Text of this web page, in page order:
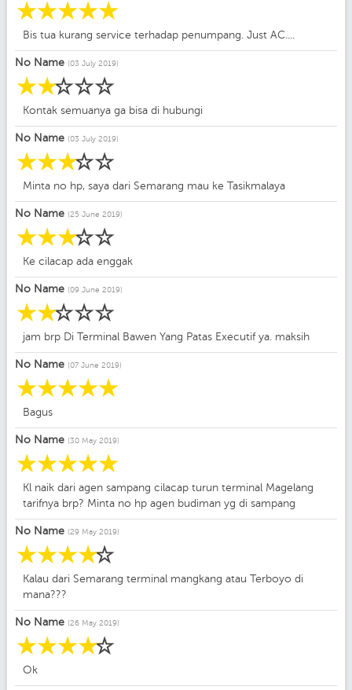
☆
☆
☆
☆
☆
Bis tua kurang service terhadap penumpang. Just AC....
No Name (03 July 2019)
☆
☆
☆
☆
☆
Kontak semuanya ga bisa di hubungi
No Name (03 July 2019)
☆
☆
☆
☆
☆
Minta no hp, saya dari Semarang mau ke Tasikmalaya
No Name (25 June 2019)
☆
☆
☆
☆
☆
Ke cilacap ada enggak
No Name (09 June 2019)
☆
☆
☆
☆
☆
jam brp Di Terminal Bawen Yang Patas Executif ya. maksih
No Name (07 June 2019)
☆
☆
☆
☆
☆
Bagus
No Name (30 May 2019)
☆
☆
☆
☆
☆
Kl naik dari agen sampang cilacap turun terminal Magelang
tarifnya brp? Minta no hp agen budiman yg di sampang
No Name (29 May 2019)
☆
☆
☆
☆
☆
Kalau dari Semarang terminal mangkang atau Terboyo di
mana???
No Name (26 May 2019)
☆
☆
☆
☆
☆
Ok